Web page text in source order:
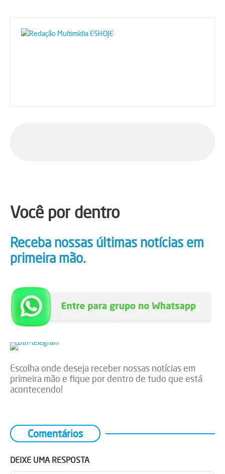
Você por dentro
Receba nossas últimas notícias em
primeira mão.
Escolha onde deseja receber nossas notícias em
primeira mão e fique por dentro de tudo que está
acontecendo!
Comentários
DEIXE UMA RESPOSTA